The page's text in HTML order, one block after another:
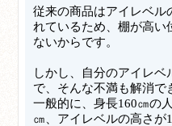
従来の商品はアイレベル
れているため、棚が高い
ないからです。
しかし、自分のアイレベ
で、そんな不満も解消で
一般的に、身長160㎝の
㎝、アイレベルの高さが